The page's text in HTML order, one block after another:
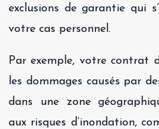
exclusions de garantie qui
votre cas personnel.
Par exemple, votre contrat
les dommages causés par
dans une zone
aux risques d’inondation,